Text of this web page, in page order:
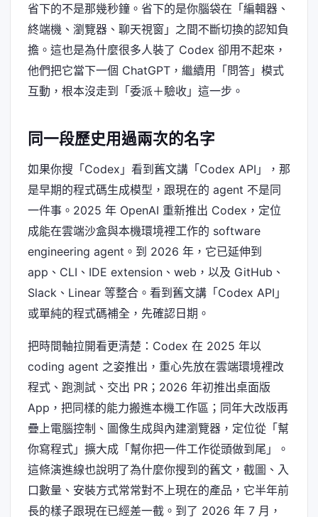
省下的不是那幾秒鐘。省下的是你腦袋在「編輯器、
終端機、瀏覽器、聊天視窗」之間不斷切換的認知負
擔。這也是為什麼很多人裝了 Codex 卻用不起來，
他們把它當下一個 ChatGPT，繼續用「問答」模式
互動，根本沒走到「委派＋驗收」這一步。
同一段歷史用過兩次的名字
如果你搜「Codex」看到舊文講「Codex API」，那
是早期的程式碼生成模型，跟現在的 agent 不是同
一件事。2025 年 OpenAI 重新推出 Codex，定位
成能在雲端沙盒與本機環境裡工作的 software
engineering agent。到 2026 年，它已延伸到
app、CLI、IDE extension、web，以及 GitHub、
Slack、Linear 等整合。看到舊文講「Codex API」
或單純的程式碼補全，先確認日期。
把時間軸拉開看更清楚：Codex 在 2025 年以
coding agent 之姿推出，重心先放在雲端環境裡改
程式、跑測試、交出 PR；2026 年初推出桌面版
App，把同樣的能力搬進本機工作區；同年大改版再
疊上電腦控制、圖像生成與內建瀏覽器，定位從「幫
你寫程式」擴大成「幫你把一件工作從頭做到尾」。
這條演進線也說明了為什麼你搜到的舊文，截圖、入
口數量、安裝方式常常對不上現在的產品，它半年前
長的樣子跟現在已經差一截。到了 2026 年 7 月，